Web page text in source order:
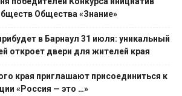
Общества «Знание»
в Барнаул 31 июля: уникальный
откроет двери для жителей края
края приглашают присоединиться к
«Россия — это …»